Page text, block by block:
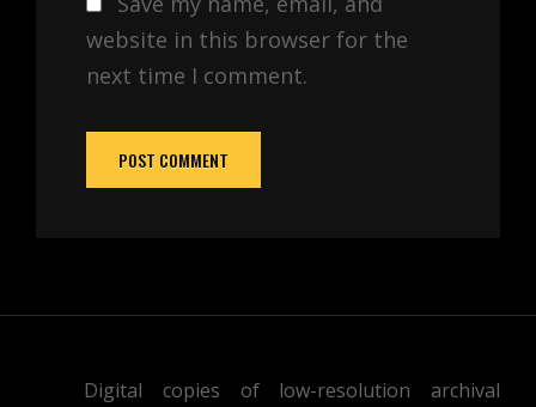
website in this browser for the
next time I comment.
Digital copies of low-resolution archival